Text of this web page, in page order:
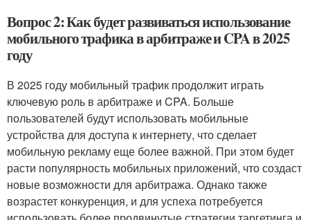
Вопрос 2: Как будет развиваться использование
мобильного трафика в арбитраже и CPA в 2025
году
В 2025 году мобильный трафик продолжит играть
ключевую роль в арбитраже и CPA. Больше
пользователей будут использовать мобильные
устройства для доступа к интернету, что сделает
мобильную рекламу еще более важной. При этом будет
расти популярность мобильных приложений, что создаст
новые возможности для арбитража. Однако также
возрастет конкуренция, и для успеха потребуется